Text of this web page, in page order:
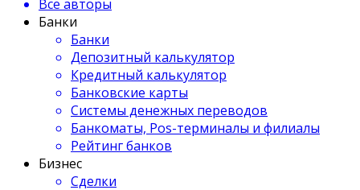
Все авторы
Банки
Банки
Депозитный калькулятор
Кредитный калькулятор
Банковские карты
Системы денежных переводов
Банкоматы, Pos-терминалы и филиалы
Рейтинг банков
Бизнес
Сделки